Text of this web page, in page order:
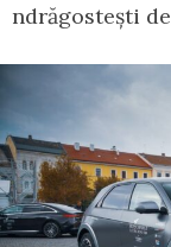
ndrăgostești